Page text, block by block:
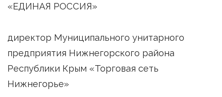
«ЕДИНАЯ РОССИЯ»
директор Муниципального унитарного
предприятия Нижнегорского района
Республики Крым «Торговая сеть
Нижнегорье»